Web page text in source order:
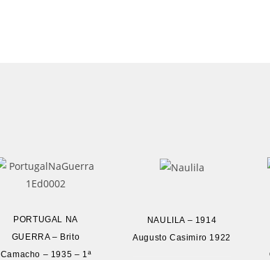
PORTUGAL NA
GUERRA – Brito
Camacho – 1935 – 1ª
NAULILA – 1914
Augusto Casimiro 1922